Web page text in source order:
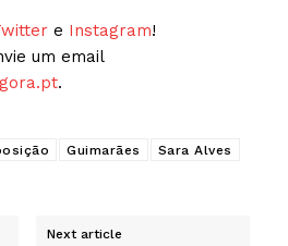
e Instagram!
um email
.
Guimarães
Sara Alves
Next article